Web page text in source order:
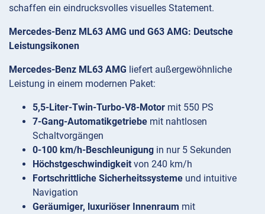
schaffen ein eindrucksvolles visuelles Statement.
Mercedes-Benz ML63 AMG und G63 AMG: Deutsche
Leistungsikonen
Mercedes-Benz ML63 AMG liefert außergewöhnliche
Leistung in einem modernen Paket:
5,5-Liter-Twin-Turbo-V8-Motor mit 550 PS
7-Gang-Automatikgetriebe mit nahtlosen
Schaltvorgängen
0-100 km/h-Beschleunigung in nur 5 Sekunden
Höchstgeschwindigkeit von 240 km/h
Fortschrittliche Sicherheitssysteme und intuitive
Navigation
Geräumiger, luxuriöser Innenraum mit